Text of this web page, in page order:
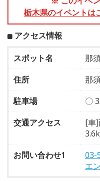
栃木県のイベントは
アクセス情報
スポット名
那
住所
那
駐車場
〇
交通アクセス
[車
お問い合わせ1
03-
エ